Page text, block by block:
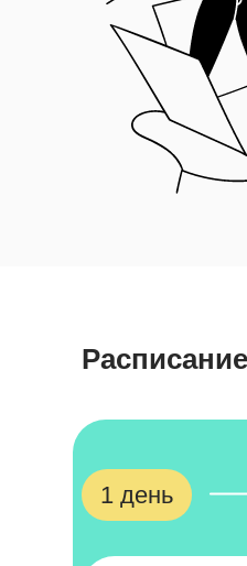
Расписание
1 день